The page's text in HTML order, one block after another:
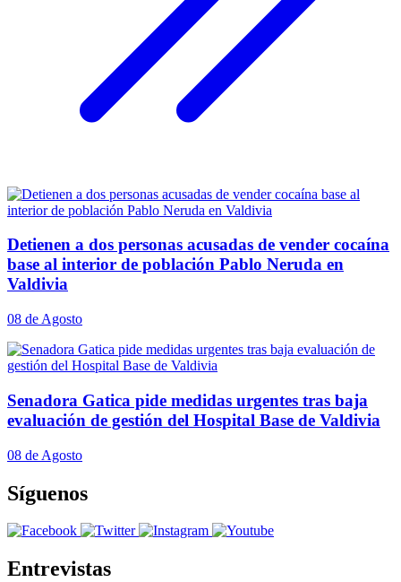
Detienen a dos personas acusadas de vender cocaína
base al interior de población Pablo Neruda en
Valdivia
08 de Agosto
Senadora Gatica pide medidas urgentes tras baja
evaluación de gestión del Hospital Base de Valdivia
08 de Agosto
Síguenos
Entrevistas